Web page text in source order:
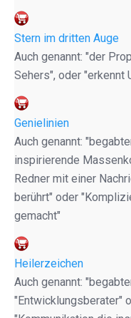
Stern im dritten Auge
Auch genannt: "der
Sehers", oder "erkennt
Genielinien
Auch genannt:
inspirierende
Redner mit einer
berührt" oder
gemacht"
Heilerzeichen
Auch genannt:
"Entwicklungsberater"